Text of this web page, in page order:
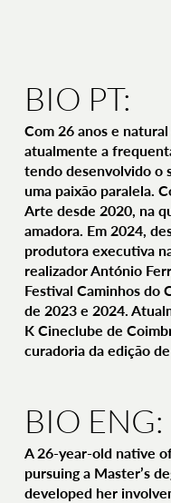
BIO PT:
Com 26 anos e
atualmente a
tendo desenvolvido o
uma paixão paralela.
Arte desde 2020, na
amadora. Em 2024,
produtora executiva
realizador António
Festival Caminhos do
de 2023 e 2024.
K Cineclube de
curadoria da edição
BIO ENG:
A 26-year-old native
pursuing a Master’s
developed her